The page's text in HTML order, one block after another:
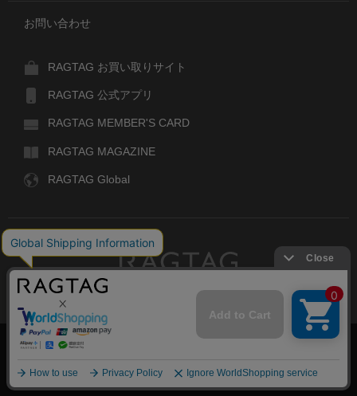
お問い合わせ
RAGTAG お買い取りサイト
RAGTAG 公式アプリ
RAGTAG MEMBER'S CARD
RAGTAG MAGAZINE
RAGTAG Global
デザイナーズブランドのユーズド・セレクトショップ
COPYRIGHT© TIN PAN ALLEY CO., LTD. ALL RIGHTS RESERVED.